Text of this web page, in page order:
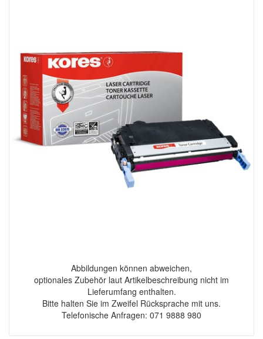
Abbildungen können abweichen,
optionales Zubehör laut Artikelbeschreibung nicht im
Lieferumfang enthalten.
Bitte halten Sie im Zweifel Rücksprache mit uns.
Telefonische Anfragen: 071 9888 980